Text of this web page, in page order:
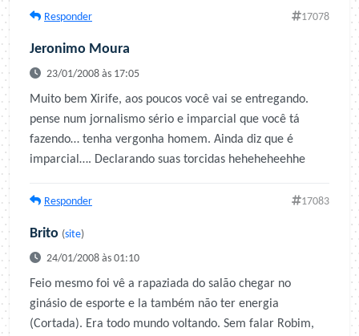
Responder 17078
Jeronimo Moura
23/01/2008 às 17:05
Muito bem Xirife, aos poucos você vai se entregando.
pense num jornalismo sério e imparcial que você tá
fazendo… tenha vergonha homem. Ainda diz que é
imparcial…. Declarando suas torcidas heheheheehhe
Responder 17083
Brito (site)
24/01/2008 às 01:10
Feio mesmo foi vê a rapaziada do salão chegar no
ginásio de esporte e la também não ter energia
(Cortada). Era todo mundo voltando. Sem falar Robim,